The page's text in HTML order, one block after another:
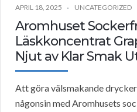
APRIL 18, 2025 UNCATEGORIZED
Aromhuset
Läskkoncentrat
Njut av Klar Smak
Att göra välsmakande
någonsin med Aromhusets